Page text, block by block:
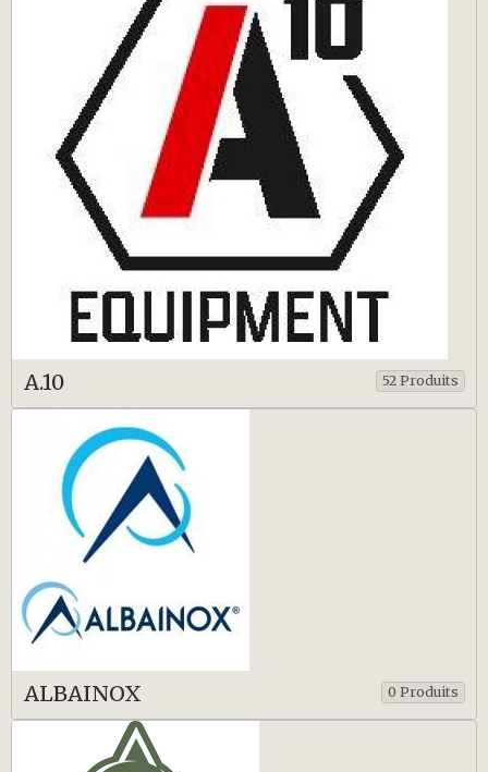
A.10 52 Produits
ALBAINOX 0 Produits